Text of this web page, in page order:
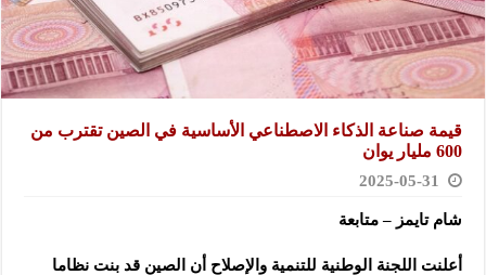
قيمة صناعة الذكاء الاصطناعي الأساسية في الصين تقترب من
600 مليار يوان
2025-05-31
شام تايمز – متابعة
أعلنت اللجنة الوطنية للتنمية والإصلاح أن الصين قد بنت نظاما